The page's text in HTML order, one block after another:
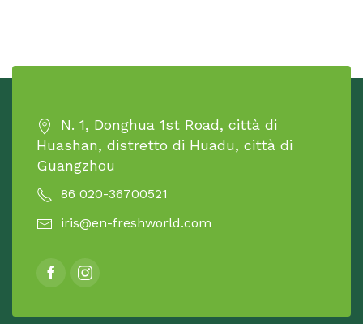
N. 1, Donghua 1st Road, città di
Huashan, distretto di Huadu, città di
Guangzhou
86 020-36700521
iris@en-freshworld.com